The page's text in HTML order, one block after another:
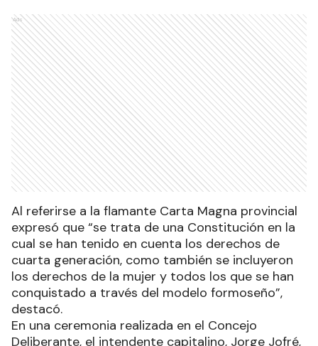
Ads
Al referirse a la flamante Carta Magna provincial
expresó que “se trata de una Constitución en la
cual se han tenido en cuenta los derechos de
cuarta generación, como también se incluyeron
los derechos de la mujer y todos los que se han
conquistado a través del modelo formoseño”,
destacó.
En una ceremonia realizada en el Concejo
Deliberante, el intendente capitalino, Jorge Jofré,